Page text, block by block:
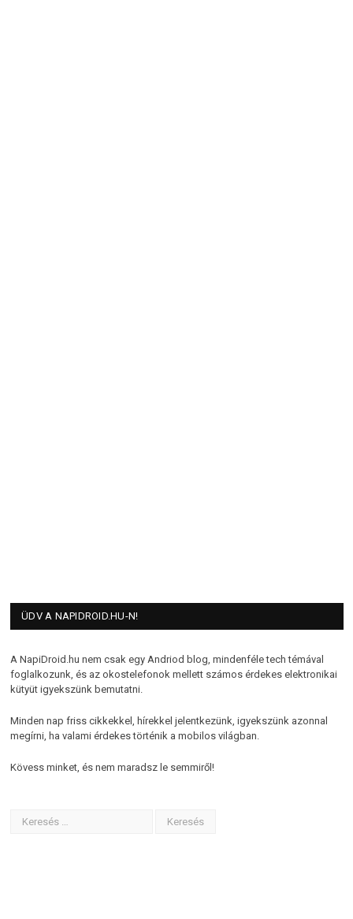
ÜDV A NAPIDROID.HU-N!
A NapiDroid.hu nem csak egy Andriod blog, mindenféle tech témával
foglalkozunk, és az okostelefonok mellett számos érdekes elektronikai
kütyüt igyekszünk bemutatni.
Minden nap friss cikkekkel, hírekkel jelentkezünk, igyekszünk azonnal
megírni, ha valami érdekes történik a mobilos világban.
Kövess minket, és nem maradsz le semmiről!